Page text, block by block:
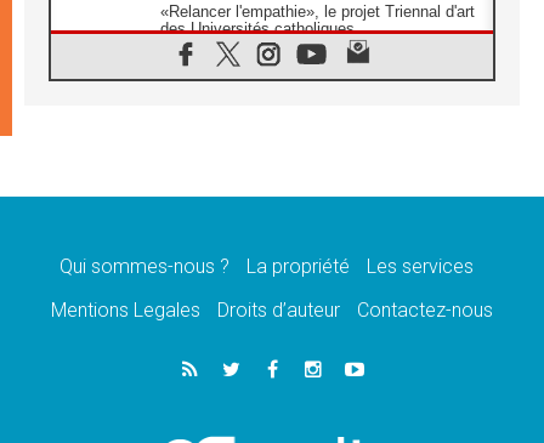
«Relancer l'empathie», le projet Triennal d'art
des Universités catholiques
08.08.2026
Signis 2026, donner la parole aux religieuses
07.08.2026
07.08.2026
de l'Assomption et mémoire nationale
«La paix commence par l'empathie» estime
le cardinal Parolin
En Colombie, «la paix ne s'achète pas avec
Qui sommes-nous ? La propriété
Les services
Mentions Legales
Droits d’auteur Contactez-nous